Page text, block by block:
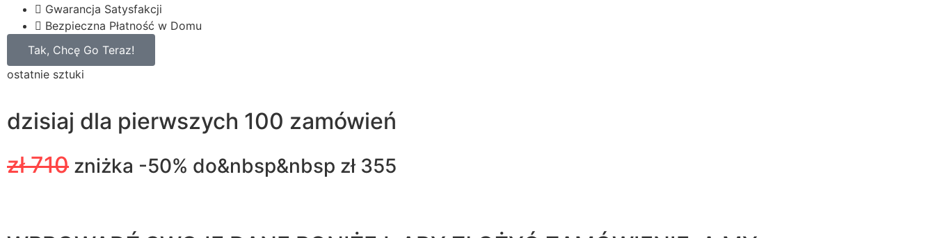
Gwarancja Satysfakcji
Bezpieczna Płatność w Domu
Tak, Chcę Go Teraz!
ostatnie sztuki
dzisiaj dla pierwszych 100 zamówień
zł 710 zniżka -50% do&nbsp&nbsp zł 355